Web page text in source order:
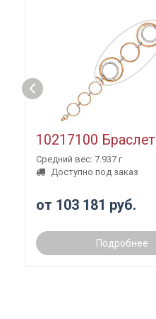
10217100 Браслет
Средний вес: 7.937 г
Доступно под заказ
от 103 181 руб.
Подробнее